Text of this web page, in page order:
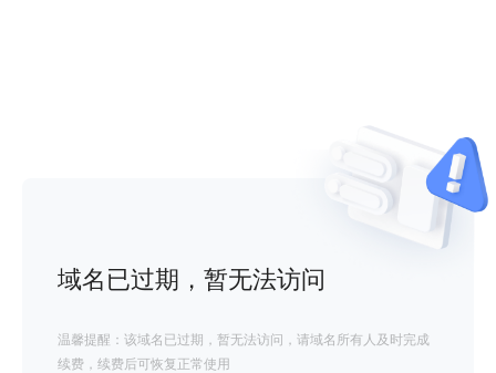
域名已过期，暂无法访问
温馨提醒：该域名已过期，暂无法访问，请域名所有人及时完成
续费，续费后可恢复正常使用